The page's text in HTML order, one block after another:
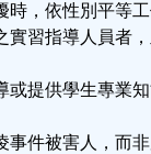
時，依性別平等
實習指導人員者
或提供學生專業
事件被害人，而